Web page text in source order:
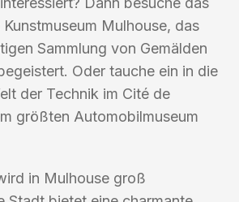
Mulhouse, das
Sammlung von Gemälden
Oder tauche ein in die
der Technik im Cité de
größten Automobilmuseum
in Mulhouse groß